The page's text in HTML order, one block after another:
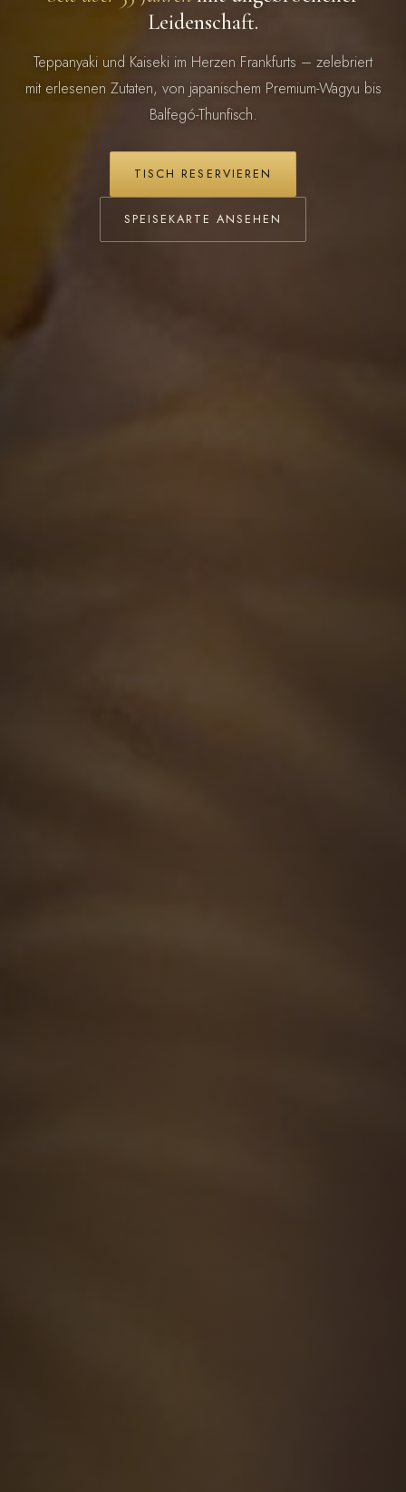
Leidenschaft.
Teppanyaki und Kaiseki im Herzen Frankfurts – zelebriert
mit erlesenen Zutaten, von japanischem Premium-Wagyu bis
Balfegó-Thunfisch.
TISCH RESERVIEREN
SPEISEKARTE ANSEHEN